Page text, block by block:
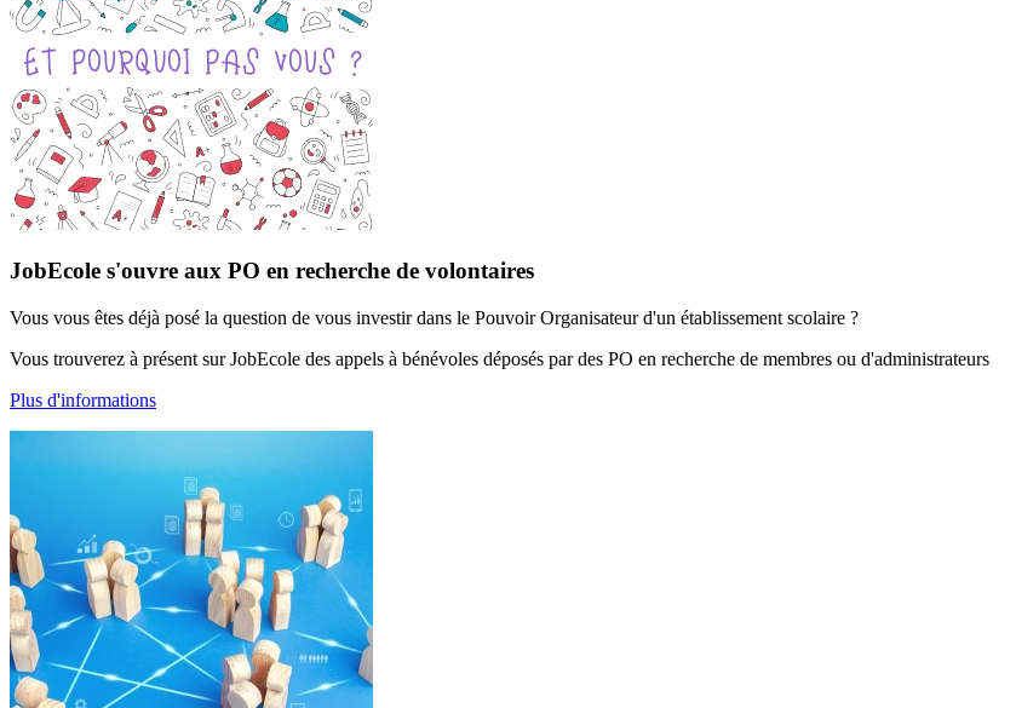
JobEcole s'ouvre aux PO en recherche de volontaires
Vous vous êtes déjà posé la question de vous investir dans le Pouvoir Organisateur d'un établissement scolaire ?
Vous trouverez à présent sur JobEcole des appels à bénévoles déposés par des PO en recherche de membres ou d'administrateurs
Plus d'informations